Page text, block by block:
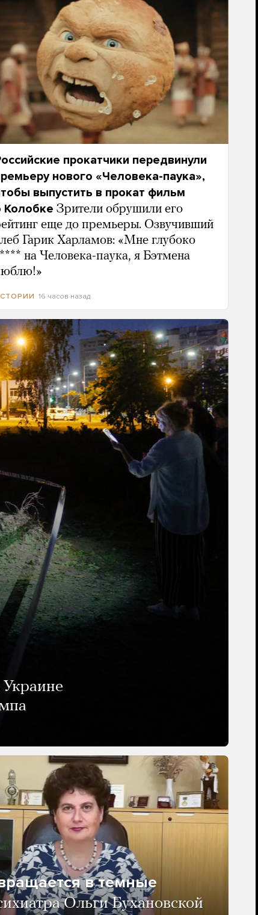
прокатчики передвинули
нового «Человека-паука»,
выпустить в прокат фильм
Колобке Зрители обрушили его
еще до премьеры. Озвучивший
Гарик Харламов: «Мне глубоко
на Человека-паука, я Бэтмена
16 часов назад
Украине
в темные
Ольги Бухановской